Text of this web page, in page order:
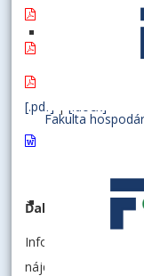
Fakulta
Dodatok č. 2 k
[.pdf] |[.docx]
Ďalšie informácie:
Informácie
nájdete